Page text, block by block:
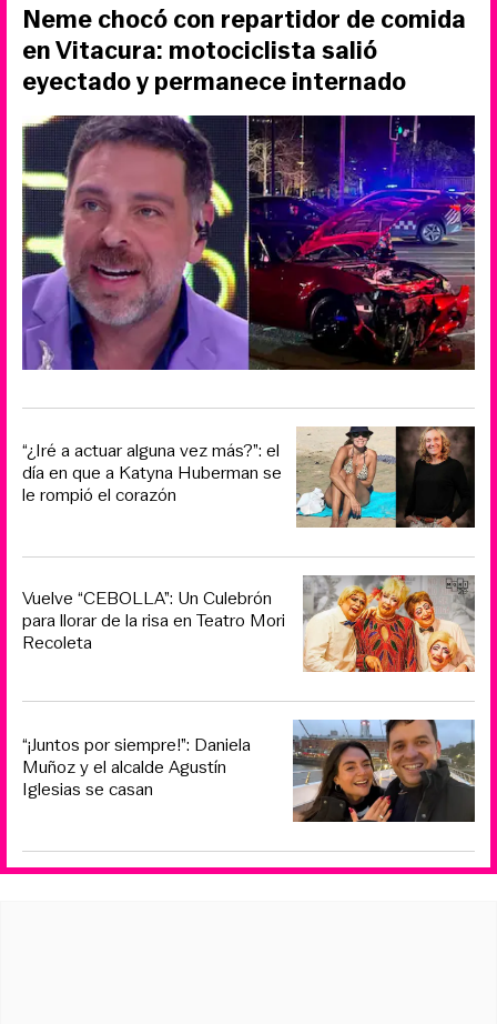
Neme chocó con repartidor de comida
en Vitacura: motociclista salió
eyectado y permanece internado
“¿Iré a actuar alguna vez más?”: el
día en que a Katyna Huberman se
le rompió el corazón
Vuelve “CEBOLLA”: Un Culebrón
para llorar de la risa en Teatro Mori
Recoleta
“¡Juntos por siempre!”: Daniela
Muñoz y el alcalde Agustín
Iglesias se casan